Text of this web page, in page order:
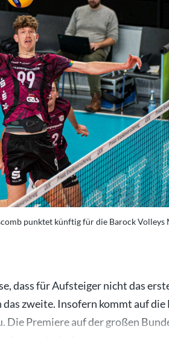
punktet künftig für die Barock Volleys
dass für Aufsteiger nicht das
zweite. Insofern kommt auf
Die Premiere auf der großen